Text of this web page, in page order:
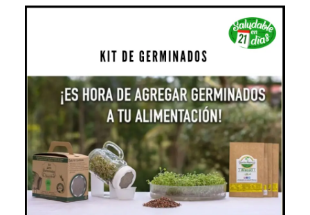
SEARCH
CART